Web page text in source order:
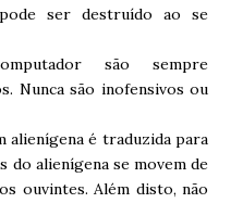
ser destruído ao se
são sempre
Nunca são inofensivos ou
alienígena é traduzida para
do alienígena se movem de
ouvintes. Além disto, não